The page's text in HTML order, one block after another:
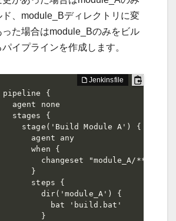
ド、module_Bディレクトリに変
った場合はmodule_Bのみをビル
パイプラインを作成します。
pipeline {
  agent none
  stages {
    stage('Build Module A') {
      agent any
      when {
        changeset "module_A/**"
      }
      steps {
        dir('module_A') {
          bat 'build.bat'
        }